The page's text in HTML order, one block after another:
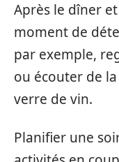
Après le dîner
moment de
par exemple,
ou écouter de
verre de vin.
Planifier une